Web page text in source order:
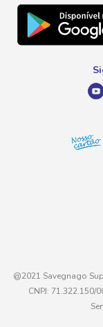
Natal
Promoção Fim de
Telefone
0800 016 6680
@2021 Savegnago
CNPJ: